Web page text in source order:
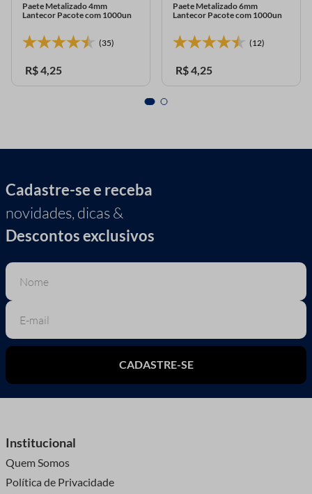
Paete Metalizado 4mm
Lantecor Pacote com 1000un
(35)
R$4,25
Paete Metalizado 6mm
Lantecor Pacote com 1000un
(12)
R$4,25
Cadastre-se e receba
novidades, dicas &
Descontos exclusivos
CADASTRE-SE
Institucional
Quem Somos
Política de Privacidade